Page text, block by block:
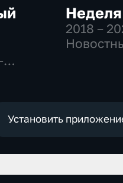
2018 –
Установить